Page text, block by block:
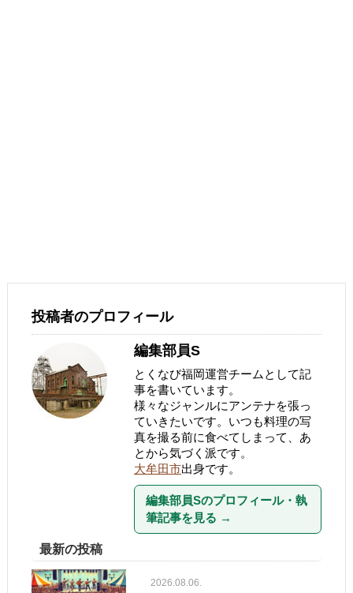
投稿者のプロフィール
編集部員S
とくなび福岡運営チームとして記
事を書いています。
様々なジャンルにアンテナを張っ
ていきたいです。いつも料理の写
真を撮る前に食べてしまって、あ
とから気づく派です。
大牟田市出身です。
編集部員Sのプロフィール・執
筆記事を見る →
最新の投稿
2026.08.06.